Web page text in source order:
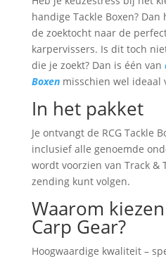
handige Tackle Boxen?
de zoektocht naar de
karpervissers. Is dit toch
die je zoekt? Dan is één van
Boxenmisschien wel ideaal
In het pakket
Je ontvangt de RCG Tackle
inclusief alle genoemde
wordt voorzien van Track &
zending kunt volgen.
Waarom
Carp Gear?
Hoogwaardige kwaliteit –